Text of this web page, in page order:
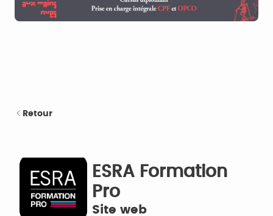
Retour
ESRA Formation
Pro
Site web